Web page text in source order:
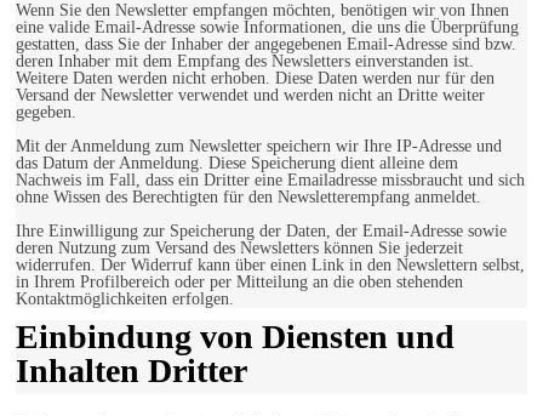
Wenn Sie den Newsletter empfangen möchten, benötigen wir von Ihnen
eine valide Email-Adresse sowie Informationen, die uns die Überprüfung
gestatten, dass Sie der Inhaber der angegebenen Email-Adresse sind bzw.
deren Inhaber mit dem Empfang des Newsletters einverstanden ist.
Weitere Daten werden nicht erhoben. Diese Daten werden nur für den
Versand der Newsletter verwendet und werden nicht an Dritte weiter
gegeben.
Mit der Anmeldung zum Newsletter speichern wir Ihre IP-Adresse und
das Datum der Anmeldung. Diese Speicherung dient alleine dem
Nachweis im Fall, dass ein Dritter eine Emailadresse missbraucht und sich
ohne Wissen des Berechtigten für den Newsletterempfang anmeldet.
Ihre Einwilligung zur Speicherung der Daten, der Email-Adresse sowie
deren Nutzung zum Versand des Newsletters können Sie jederzeit
widerrufen. Der Widerruf kann über einen Link in den Newslettern selbst,
in Ihrem Profilbereich oder per Mitteilung an die oben stehenden
Kontaktmöglichkeiten erfolgen.
Einbindung von Diensten und
Inhalten Dritter